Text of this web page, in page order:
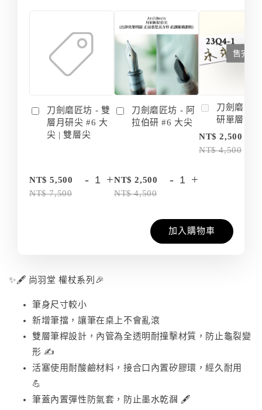
刀劍磨匠坊 - 雙
層月研尖 #6 大
尖 | 雙層尖
NT$ 5,500
NT$ 7,500
- +
刀劍磨匠坊 - 阿
拉伯研 #6 大尖
NT$ 2,500
NT$ 4,500
- +
售完
刀劍磨匠
研單層訂
NT$ 2,500
NT$ 4,500
加入購物車
✨🖋️ 尚羽堂 權杖系列🎉
筆身尺寸較小
新增筆擋，讓筆在桌上不會亂滾
雙層筆桿設計，內管為全透明耐撞擊材質，防止龜裂變
形 ✍️
活塞使用耐酸鹼材料，接合口內置矽膠環，經久耐用
💪
筆蓋內置彈性防氣套，防止墨水乾涸 🖋️